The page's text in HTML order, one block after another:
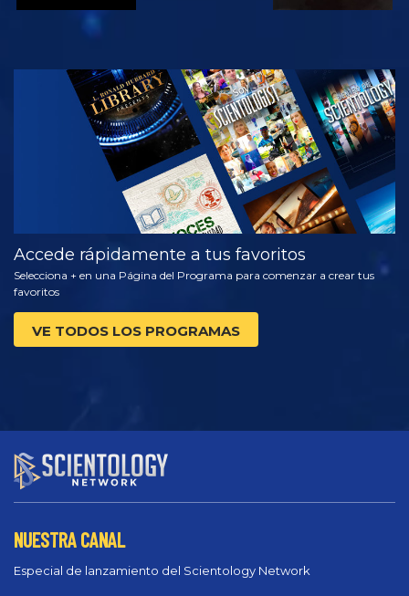
VE
EXPLORA LAS
SERIES
Accede rápidamente a tus favoritos
Selecciona + en una Página del Programa para comenzar a crear tus
favoritos
VE TODOS LOS PROGRAMAS
NUESTRA CANAL
Especial de lanzamiento del Scientology Network